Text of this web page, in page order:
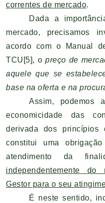
correntes de mercado.
Dada a
mercado, precisamos
acordo com o Manual
TCU [5], opreço de
aquele que se
base na oferta e na
Assim, podemos
economicidade das
derivada dos princípios
constitui uma
atendimento da
independentemente
Gestor para o seu
É neste sentido,